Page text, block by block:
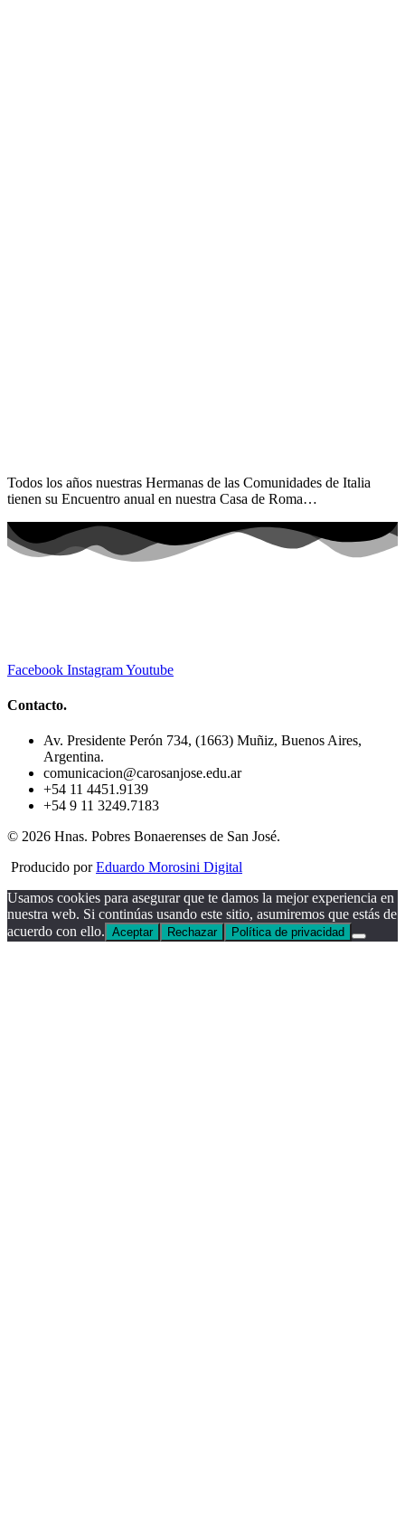
Todos los años nuestras Hermanas de las Comunidades de Italia
tienen su Encuentro anual en nuestra Casa de Roma…
Facebook InstagramYoutube
Contacto.
Av. Presidente Perón 734, (1663) Muñiz, Buenos Aires,
Argentina.
comunicacion@carosanjose.edu.ar
+54 11 4451.9139
+54 9 11 3249.7183
© 2026 Hnas. Pobres Bonaerenses de San José.
Producido porEduardo Morosini Digital
Usamos cookies para asegurar que te damos la mejor experiencia en
nuestra web. Si continúas usando este sitio, asumiremos que estás de
acuerdo con ello. Aceptar Rechazar Política de privacidad